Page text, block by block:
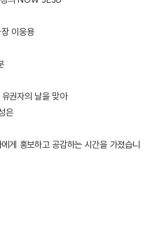
이웅용
권자의 날을 맞아
은
게 홍보하고 공감하는 시간을 가졌습니